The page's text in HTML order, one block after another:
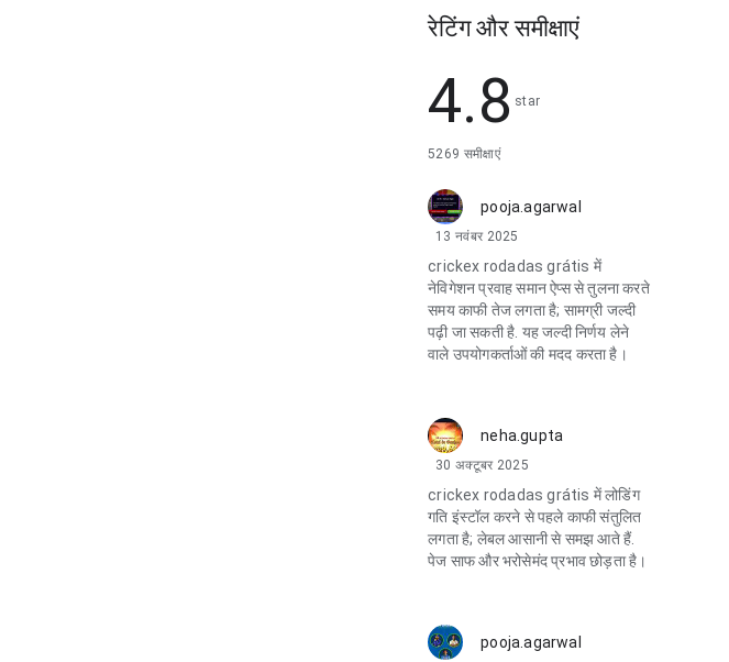
रेटिंग और समीक्षाएं
4.8 star
5269 समीक्षाएं
pooja.agarwal
13 नवंबर 2025
crickex rodadas grátis में
नेविगेशन प्रवाह समान ऐप्स से तुलना करते
समय काफी तेज लगता है; सामग्री जल्दी
पढ़ी जा सकती है. यह जल्दी निर्णय लेने
वाले उपयोगकर्ताओं की मदद करता है।
neha.gupta
30 अक्टूबर 2025
crickex rodadas grátis में लोडिंग
गति इंस्टॉल करने से पहले काफी संतुलित
लगता है; लेबल आसानी से समझ आते हैं.
पेज साफ और भरोसेमंद प्रभाव छोड़ता है।
pooja.agarwal